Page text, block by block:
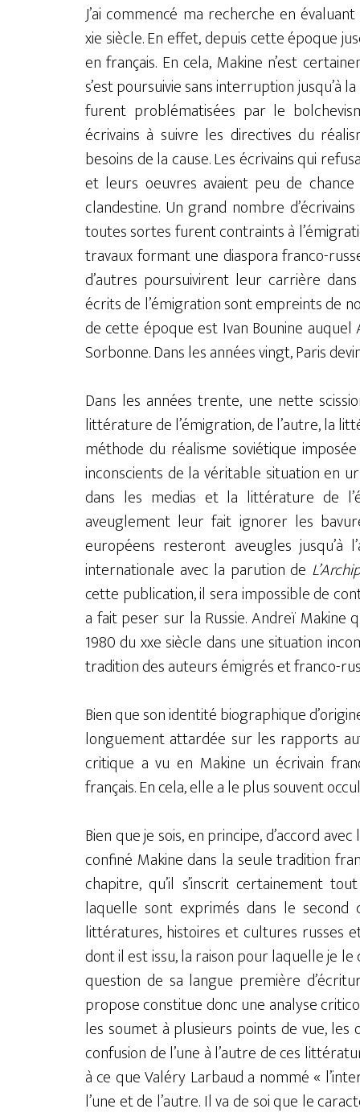
J’ai commencé ma recherche en
xie siècle. En effet, depuis cette époque
en français. En cela, Makine n’est
s’est poursuivie sans interruption
furent problématisées par le
écrivains à suivre les directives du
besoins de la cause. Les écrivains qui
et leurs oeuvres avaient peu de
clandestine. Un grand nombre
toutes sortes furent contraints à
travaux formant une diaspora franco-
d’autres poursuivirent leur carrière
écrits de l’émigration sont empreints de
de cette époque est Ivan Bounine
Sorbonne. Dans les années vingt, Paris
Dans les années trente, une nette
littérature de l’émigration, de l’autre, la
méthode du réalisme soviétique
inconscients de la véritable situation en
dans les medias et la littérature de
aveuglement leur fait ignorer les
européens resteront aveugles jusqu’à
internationale avec la parution de
cette publication, il sera impossible de
a fait peser sur la Russie. Andreï Makine
1980 du xxe siècle dans une situation
tradition des auteurs émigrés et franco-
Bien que son identité biographique
longuement attardée sur les rapports
critique a vu en Makine un écrivain
français. En cela, elle a le plus souvent
Bien que je sois, en principe, d’accord
confiné Makine dans la seule tradition
chapitre, qu’il s’inscrit certainement
laquelle sont exprimés dans le second
littératures, histoires et cultures russes
dont il est issu, la raison pour laquelle je
question de sa langue première
propose constitue donc une analyse
les soumet à plusieurs points de vue,
confusion de l’une à l’autre de ces
à ce que Valéry Larbaud a nommé «
l’une et de l’autre. Il va de soi que le